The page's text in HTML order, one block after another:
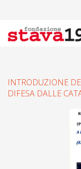
INTRODUZIONE
DIFESA DALLE